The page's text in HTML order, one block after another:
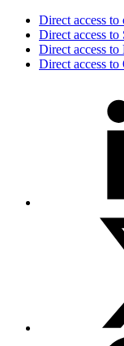
Direct access to
Direct access to
Direct access
Direct access